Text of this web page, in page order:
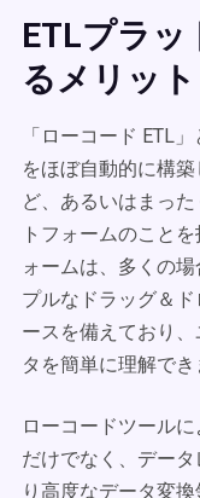
ETLプラ
るメリット
「ローコード ETL
をほぼ自動的に構
ど、あるいはまっ
トフォームのこと
ォームは、多くの
プルなドラッグ＆
ースを備えており
タを簡単に理解でき
ローコードツール
だけでなく、デー
り高度なデータ変